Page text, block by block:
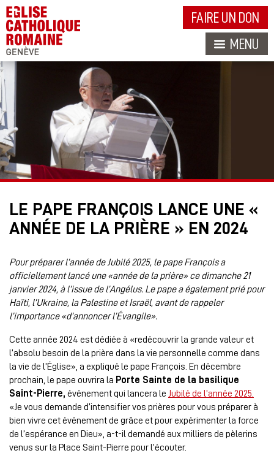
FAIRE UN DON
MENU
LE PAPE FRANÇOIS LANCE UNE «
ANNÉE DE LA PRIÈRE » EN 2024
Pour préparer l’année de Jubilé 2025, le pape François a
officiellement lancé une «année de la prière» ce dimanche 21
janvier 2024, à l’issue de l’Angélus. Le pape a également prié pour
Haïti, l’Ukraine, la Palestine et Israël, avant de rappeler
l’importance «d’annoncer l’Évangile».
Cette année 2024 est dédiée à «redécouvrir la grande valeur et
l’absolu besoin de la prière dans la vie personnelle comme dans
la vie de l’Église», a expliqué le pape François. En décembre
prochain, le pape ouvrira la Porte Sainte de la basilique
Saint-Pierre, événement qui lancera le Jubilé de l’année 2025.
«Je vous demande d’intensifier vos prières pour vous préparer à
bien vivre cet événement de grâce et pour expérimenter la force
de l’espérance en Dieu», a-t-il demandé aux milliers de pèlerins
venus sur la Place Saint-Pierre pour l’écouter.